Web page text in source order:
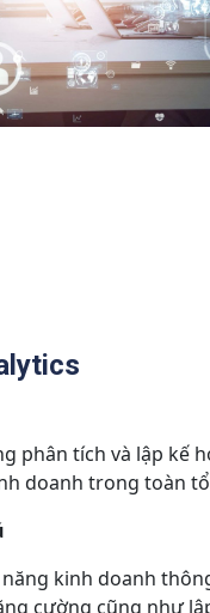
phân tích và lập kế
doanh trong toàn
kinh doanh
cường cũng như